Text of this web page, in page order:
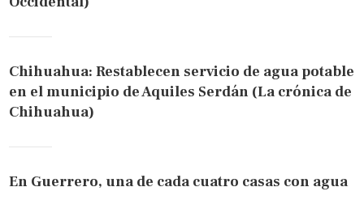
Chihuahua: Restablecen servicio de agua potable
en el municipio de Aquiles Serdán (La crónica de
Chihuahua)
En Guerrero, una de cada cuatro casas con agua